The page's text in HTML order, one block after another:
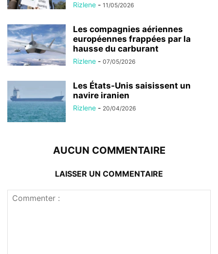
Rizlene - 11/05/2026
Les compagnies aériennes
européennes frappées par la
hausse du carburant
Rizlene - 07/05/2026
Les États-Unis saisissent un
navire iranien
Rizlene - 20/04/2026
AUCUN COMMENTAIRE
LAISSER UN COMMENTAIRE